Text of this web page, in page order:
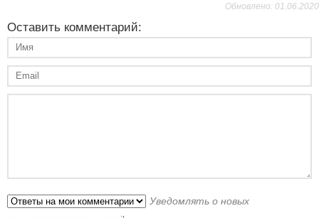
Обновлено: 01.06.2020
Оставить комментарий:
Уведомлять о новых